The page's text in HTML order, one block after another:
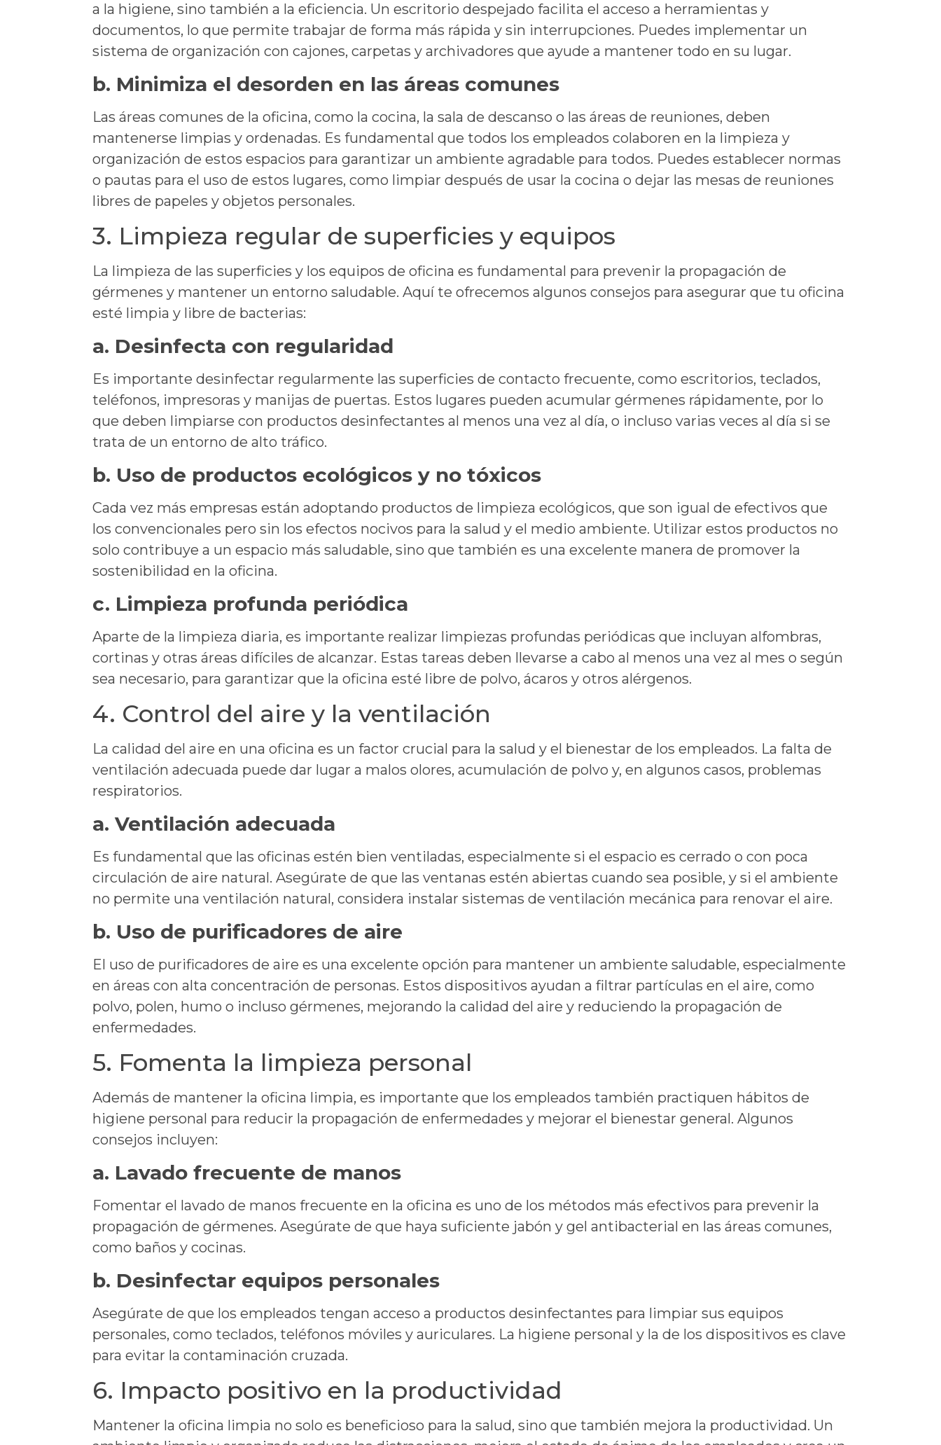
a la higiene, sino también a la eficiencia. Un escritorio despejado facilita el acceso a herramientas y
documentos, lo que permite trabajar de forma más rápida y sin interrupciones. Puedes implementar un
sistema de organización con cajones, carpetas y archivadores que ayude a mantener todo en su lugar.
b. Minimiza el desorden en las áreas comunes
Las áreas comunes de la oficina, como la cocina, la sala de descanso o las áreas de reuniones, deben
mantenerse limpias y ordenadas. Es fundamental que todos los empleados colaboren en la limpieza y
organización de estos espacios para garantizar un ambiente agradable para todos. Puedes establecer normas
o pautas para el uso de estos lugares, como limpiar después de usar la cocina o dejar las mesas de reuniones
libres de papeles y objetos personales.
3. Limpieza regular de superficies y equipos
La limpieza de las superficies y los equipos de oficina es fundamental para prevenir la propagación de
gérmenes y mantener un entorno saludable. Aquí te ofrecemos algunos consejos para asegurar que tu oficina
esté limpia y libre de bacterias:
a. Desinfecta con regularidad
Es importante desinfectar regularmente las superficies de contacto frecuente, como escritorios, teclados,
teléfonos, impresoras y manijas de puertas. Estos lugares pueden acumular gérmenes rápidamente, por lo
que deben limpiarse con productos desinfectantes al menos una vez al día, o incluso varias veces al día si se
trata de un entorno de alto tráfico.
b. Uso de productos ecológicos y no tóxicos
Cada vez más empresas están adoptando productos de limpieza ecológicos, que son igual de efectivos que
los convencionales pero sin los efectos nocivos para la salud y el medio ambiente. Utilizar estos productos no
solo contribuye a un espacio más saludable, sino que también es una excelente manera de promover la
sostenibilidad en la oficina.
c. Limpieza profunda periódica
Aparte de la limpieza diaria, es importante realizar limpiezas profundas periódicas que incluyan alfombras,
cortinas y otras áreas difíciles de alcanzar. Estas tareas deben llevarse a cabo al menos una vez al mes o según
sea necesario, para garantizar que la oficina esté libre de polvo, ácaros y otros alérgenos.
4. Control del aire y la ventilación
La calidad del aire en una oficina es un factor crucial para la salud y el bienestar de los empleados. La falta de
ventilación adecuada puede dar lugar a malos olores, acumulación de polvo y, en algunos casos, problemas
respiratorios.
a.Ventilación adecuada
Es fundamental que las oficinas estén bien ventiladas, especialmente si el espacio es cerrado o con poca
circulación de aire natural. Asegúrate de que las ventanas estén abiertas cuando sea posible, y si el ambiente
no permite una ventilación natural, considera instalar sistemas de ventilación mecánica para renovar el aire.
b. Uso de purificadores de aire
El uso de purificadores de aire es una excelente opción para mantener un ambiente saludable, especialmente
en áreas con alta concentración de personas. Estos dispositivos ayudan a filtrar partículas en el aire, como
polvo, polen, humo o incluso gérmenes, mejorando la calidad del aire y reduciendo la propagación de
enfermedades.
5. Fomenta la limpieza personal
Además de mantener la oficina limpia, es importante que los empleados también practiquen hábitos de
higiene personal para reducir la propagación de enfermedades y mejorar el bienestar general. Algunos
consejos incluyen:
a. Lavado frecuente de manos
Fomentar el lavado de manos frecuente en la oficina es uno de los métodos más efectivos para prevenir la
propagación de gérmenes. Asegúrate de que haya suficiente jabón y gel antibacterial en las áreas comunes,
como baños y cocinas.
b. Desinfectar equipos personales
Asegúrate de que los empleados tengan acceso a productos desinfectantes para limpiar sus equipos
personales, como teclados, teléfonos móviles y auriculares. La higiene personal y la de los dispositivos es clave
para evitar la contaminación cruzada.
6. Impacto positivo en la productividad
Mantener la oficina limpia no solo es beneficioso para la salud, sino que también mejora la productividad. Un